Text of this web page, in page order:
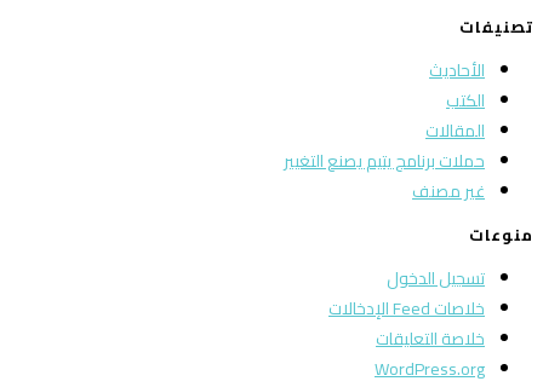
تصنيفات
الأحاديث
الكتب
المقالات
حملات برنامج يتيم يصنع التغيير
غير مصنف
منوعات
تسجيل الدخول
خلاصات Feed الإدخالات
خلاصة التعليقات
WordPress.org